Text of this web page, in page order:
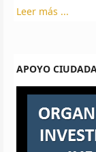
Leer más ...
APOYO